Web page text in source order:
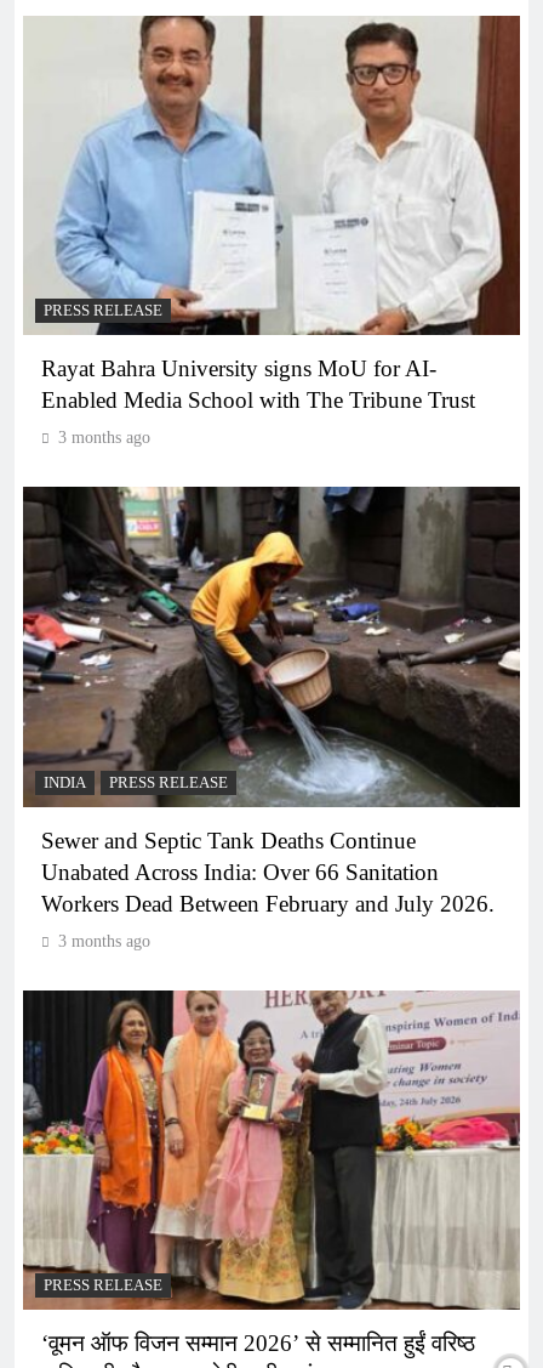
PRESS RELEASE
Rayat Bahra University signs MoU for AI-
Enabled Media School with The Tribune Trust
3 months ago
INDIA PRESS RELEASE
Sewer and Septic Tank Deaths Continue
Unabated Across India: Over 66 Sanitation
Workers Dead Between February and July 2026.
3 months ago
PRESS RELEASE
‘वूमन ऑफ विजन सम्मान 2026’ से सम्मानित हुईं वरिष्ठ